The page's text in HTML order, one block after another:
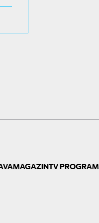
MAGAZINTV PROGRAM